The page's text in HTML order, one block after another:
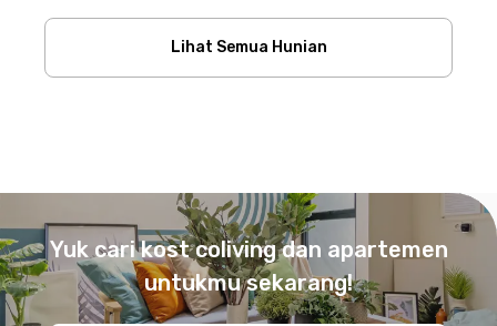
Lihat Semua Hunian
Yuk cari kost coliving dan apartemen
untukmu sekarang!